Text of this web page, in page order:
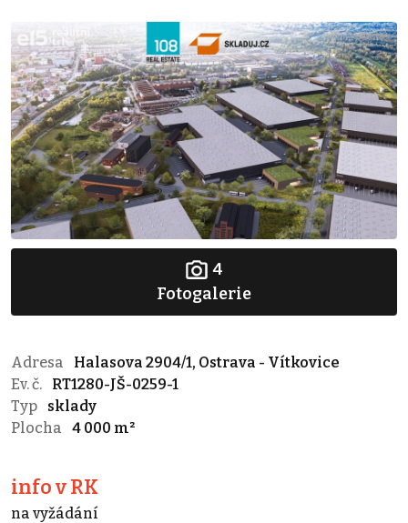
4
Fotogalerie
Adresa
Halasova 2904/1, Ostrava - Vítkovice
Ev. č.
RT1280-JŠ-0259-1
Typ
sklady
Plocha
4 000 m²
info v RK
na vyžádání